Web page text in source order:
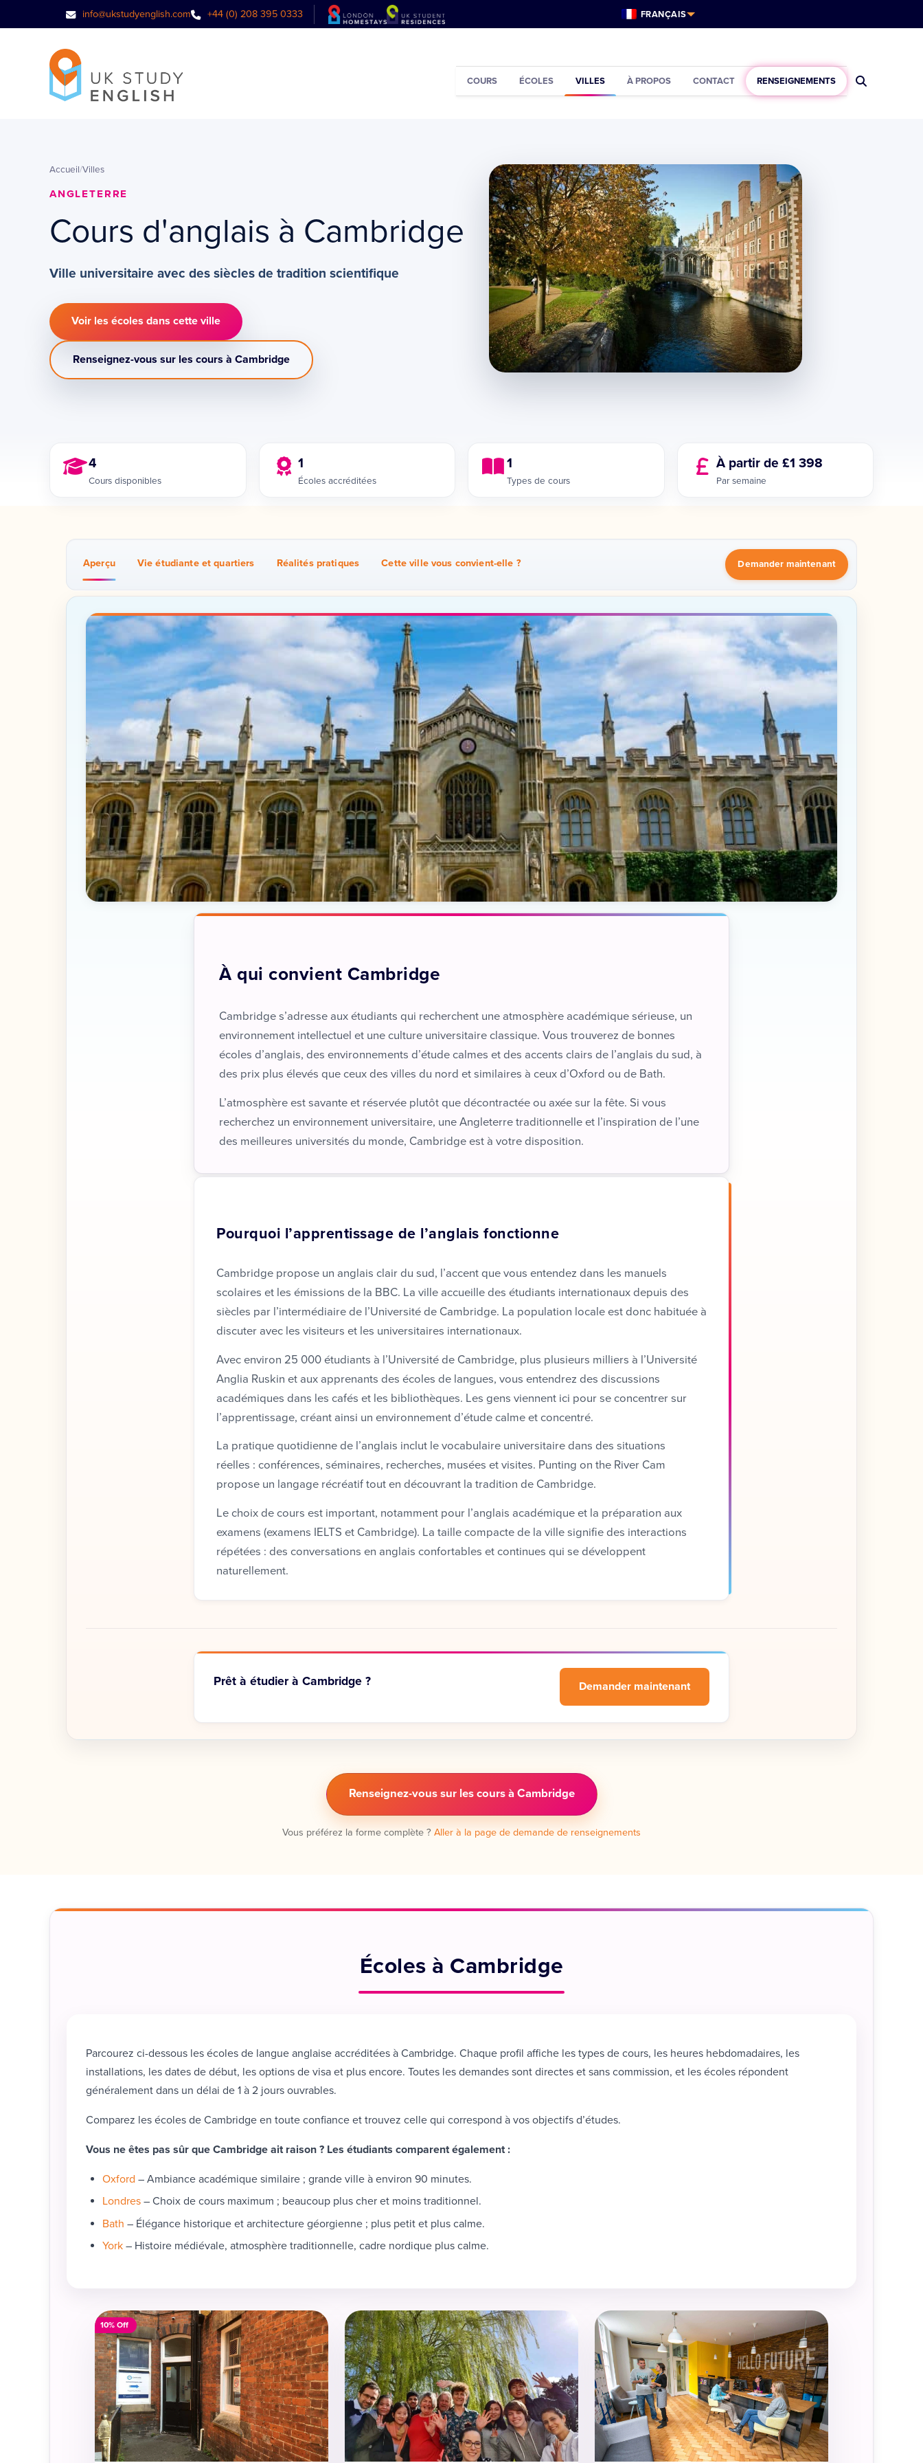
info@ukstudyenglish.com +44 (0) 208 395 0333 FRANÇAIS
COURS ÉCOLES VILLES À PROPOS CONTACT RENSEIGNEMENTS
Accueil/Villes
ANGLETERRE
Cours d'anglais à Cambridge
Ville universitaire avec des siècles de tradition scientifique
Voir les écoles dans cette ville
Renseignez-vous sur les cours à Cambridge
4
Cours disponibles
1
Écoles accréditées
1
Types de cours
À partir de £1 398
Par semaine
Aperçu Vie étudiante et quartiers Réalités pratiques Cette ville vous convient-elle ? Demander maintenant
À qui convient Cambridge
Cambridge s’adresse aux étudiants qui recherchent une atmosphère académique sérieuse, un
environnement intellectuel et une culture universitaire classique. Vous trouverez de bonnes
écoles d’anglais, des environnements d’étude calmes et des accents clairs de l’anglais du sud, à
des prix plus élevés que ceux des villes du nord et similaires à ceux d’Oxford ou de Bath.
L’atmosphère est savante et réservée plutôt que décontractée ou axée sur la fête. Si vous
recherchez un environnement universitaire, une Angleterre traditionnelle et l’inspiration de l’une
des meilleures universités du monde, Cambridge est à votre disposition.
Pourquoi l’apprentissage de l’anglais fonctionne
Cambridge propose un anglais clair du sud, l’accent que vous entendez dans les manuels
scolaires et les émissions de la BBC. La ville accueille des étudiants internationaux depuis des
siècles par l’intermédiaire de l’Université de Cambridge. La population locale est donc habituée à
discuter avec les visiteurs et les universitaires internationaux.
Avec environ 25 000 étudiants à l’Université de Cambridge, plus plusieurs milliers à l’Université
Anglia Ruskin et aux apprenants des écoles de langues, vous entendrez des discussions
académiques dans les cafés et les bibliothèques. Les gens viennent ici pour se concentrer sur
l’apprentissage, créant ainsi un environnement d’étude calme et concentré.
La pratique quotidienne de l’anglais inclut le vocabulaire universitaire dans des situations
réelles : conférences, séminaires, recherches, musées et visites. Punting on the River Cam
propose un langage récréatif tout en découvrant la tradition de Cambridge.
Le choix de cours est important, notamment pour l’anglais académique et la préparation aux
examens (examens IELTS et Cambridge). La taille compacte de la ville signifie des interactions
répétées : des conversations en anglais confortables et continues qui se développent
naturellement.
Prêt à étudier à Cambridge ? Demander maintenant
Renseignez-vous sur les cours à Cambridge
Vous préférez la forme complète ? Aller à la page de demande de renseignements
Écoles à Cambridge
Parcourez ci-dessous les écoles de langue anglaise accréditées à Cambridge. Chaque profil affiche les types de cours, les heures hebdomadaires, les
installations, les dates de début, les options de visa et plus encore. Toutes les demandes sont directes et sans commission, et les écoles répondent
généralement dans un délai de 1 à 2 jours ouvrables.
Comparez les écoles de Cambridge en toute confiance et trouvez celle qui correspond à vos objectifs d’études.
Vous ne êtes pas sûr que Cambridge ait raison ? Les étudiants comparent également :
Oxford – Ambiance académique similaire ; grande ville à environ 90 minutes.
Londres – Choix de cours maximum ; beaucoup plus cher et moins traditionnel.
Bath – Élégance historique et architecture géorgienne ; plus petit et plus calme.
York – Histoire médiévale, atmosphère traditionnelle, cadre nordique plus calme.
10% Off